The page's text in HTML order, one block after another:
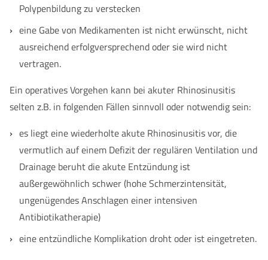
Polypenbildung zu verstecken
eine Gabe von Medikamenten ist nicht erwünscht, nicht
ausreichend erfolgversprechend oder sie wird nicht
vertragen.
Ein operatives Vorgehen kann bei akuter Rhinosinusitis
selten z.B. in folgenden Fällen sinnvoll oder notwendig sein:
es liegt eine wiederholte akute Rhinosinusitis vor, die
vermutlich auf einem Defizit der regulären Ventilation und
Drainage beruht die akute Entzündung ist
außergewöhnlich schwer (hohe Schmerzintensität,
ungenügendes Anschlagen einer intensiven
Antibiotikatherapie)
eine entzündliche Komplikation droht oder ist eingetreten.